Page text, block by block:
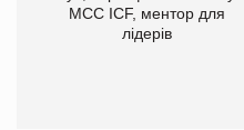
МСС ICF, ментор для
лідерів